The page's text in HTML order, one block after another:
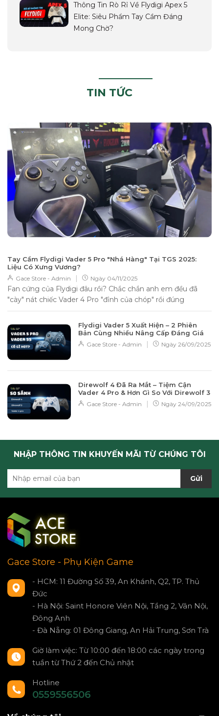
Thông Tin Rò Rỉ Về Flydigi Apex 5
Elite: Siêu Phẩm Tay Cầm Đáng
Mong Chờ?
TIN TỨC
Tay Cầm Flydigi Vader 5 Pro "Nhá Hàng" Tại TGS 2025:
Liệu Có Xưng Vương?
Gace Store - Admin | Ngày 04/11/2025
Fan cứng của Flydigi đâu rồi? Chắc chắn anh em đều đã
"cày" nát chiếc Vader 4 Pro "đỉnh của chóp" rồi đúng
không? Không...
Flydigi Vader 5 Xuất Hiện – 2 Phiên
Bản Cùng Nhiều Nâng Cấp Đáng Giá
Gace Store - Admin | Ngày 26/09/2025
Direwolf 4 Đã Ra Mắt – Tiệm Cận
Vader 4 Pro & Hơn Gì So Với Direwolf 3
Gace Store - Admin | Ngày 24/09/2025
NHẬP THÔNG TIN KHUYẾN MÃI TỪ CHÚNG TÔI
Gửi
Gace Store - Phụ Kiện Game
- HCM: 11 Đường Số 39, An Khánh, Q2, TP. Thủ
Đức
- Hà Nội: Saint Honore Viên Nội, Tầng 2, Vân Nội,
Đông Anh
- Đà Nẵng: 01 Đông Giang, An Hải Trung, Sơn Trà
Giờ làm việc: Từ 10:00 đến 18:00 các ngày trong
tuần từ Thứ 2 đến Chủ nhật
Hotline
0559556506